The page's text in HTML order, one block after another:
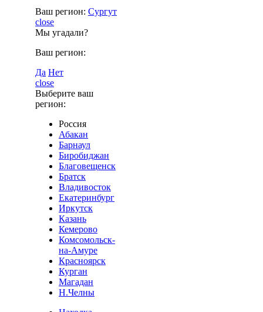
Ваш регион: Сургут
close
Мы угадали?
Ваш регион:
Да Нет
close
Выберите ваш
регион:
Россия
Абакан
Барнаул
Биробиджан
Благовещенск
Братск
Владивосток
Екатеринбург
Иркутск
Казань
Кемерово
Комсомольск-
на-Амуре
Красноярск
Курган
Магадан
Н.Челны